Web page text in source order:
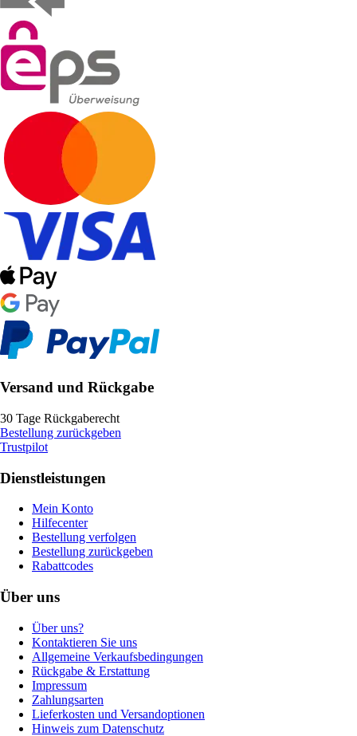
Versand und Rückgabe
30 Tage Rückgaberecht
Bestellung zurückgeben
Trustpilot
Dienstleistungen
Mein Konto
Hilfecenter
Bestellung verfolgen
Bestellung zurückgeben
Rabattcodes
Über uns
Über uns?
Kontaktieren Sie uns
Allgemeine Verkaufsbedingungen
Rückgabe & Erstattung
Impressum
Zahlungsarten
Lieferkosten und Versandoptionen
Hinweis zum Datenschutz